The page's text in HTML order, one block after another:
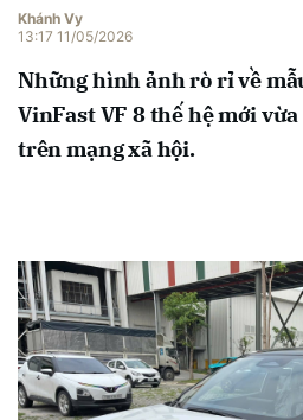
Khánh Vy
13:17 11/05/2026
Những hình ảnh rò rỉ về
VinFast VF 8 thế hệ mới
trên mạng xã hội.